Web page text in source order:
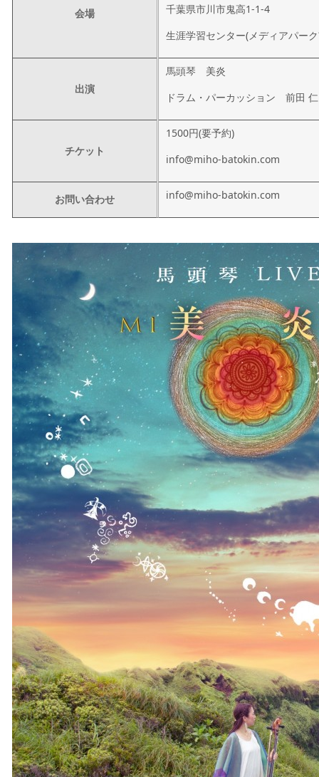
会場
千葉県市川市鬼高1-1-4
生涯学習センター(メディアパー
出演
馬頭琴 美炎
ドラム・パーカッション 前田 仁
チケット
1500円(要予約)
info@miho-batokin.com
お問い合わせ info@miho-batokin.com